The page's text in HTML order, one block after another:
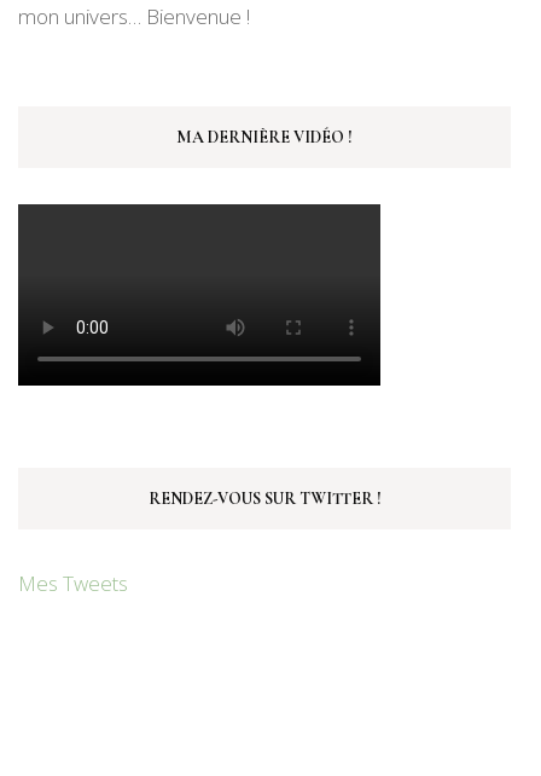
mon univers… Bienvenue !
MA DERNIÈRE VIDÉO !
RENDEZ-VOUS SUR TWITTER !
Mes Tweets